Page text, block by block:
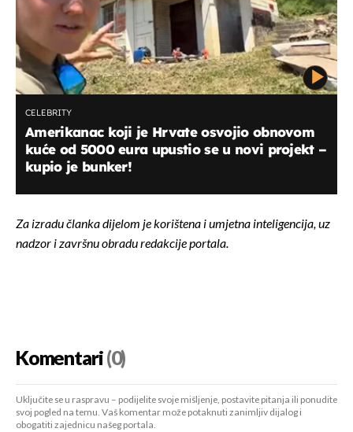
CELEBRITY
Amerikanac koji je Hrvate osvojio obnovom
kuće od 5000 eura upustio se u novi projekt –
kupio je bunker!
Za izradu članka dijelom je korištena i umjetna inteligencija, uz
nadzor i završnu obradu redakcije portala.
Komentari(0)
Uključite se u raspravu – podijelite svoje mišljenje, postavite pitanja ili ponudite
svoj pogled na temu. Vaš komentar može potaknuti zanimljiv dijalog i
obogatiti zajednicu našeg portala.